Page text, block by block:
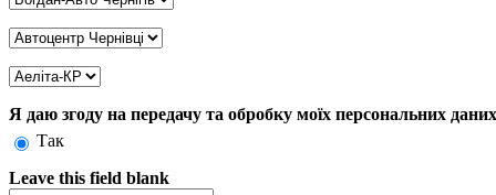
Дилер Чернівці*
Дилер Кривий Ріг
Я даю згоду на передачу та обробку моїх персональних
Так
Leave this field blank